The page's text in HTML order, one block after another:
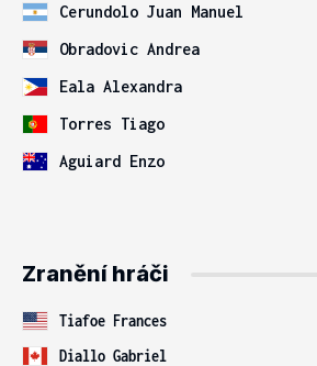
Cerundolo Juan Manuel
Obradovic Andrea
Eala Alexandra
Torres Tiago
Aguiard Enzo
Zranění hráči
Tiafoe Frances
Diallo Gabriel